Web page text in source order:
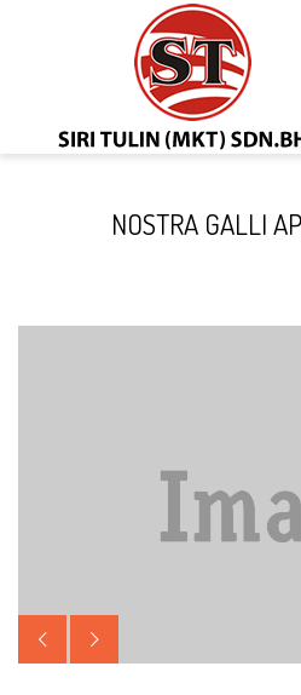
NOSTRA GALLI